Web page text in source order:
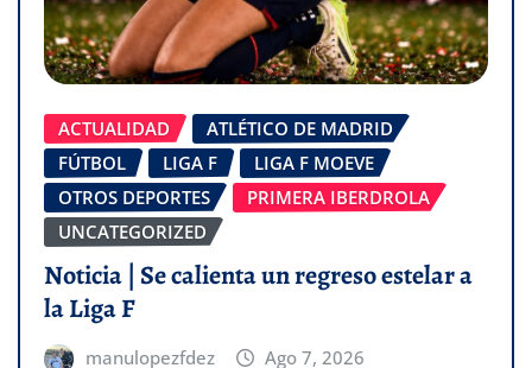
ACTUALIDAD
ATLÉTICO DE MADRID
FÚTBOL
LIGA F
LIGA F MOEVE
OTROS DEPORTES
PRIMERA IBERDROLA
UNCATEGORIZED
Noticia | Se calienta un regreso estelar a
la Liga F
manulopezfdez Ago 7, 2026